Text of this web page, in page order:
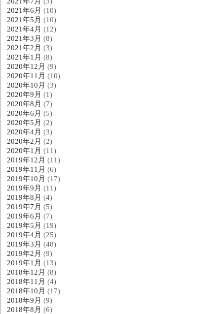
2021年6月 (10)
2021年5月 (10)
2021年4月 (12)
2021年3月 (8)
2021年2月 (3)
2021年1月 (8)
2020年12月 (9)
2020年11月 (10)
2020年10月 (3)
2020年9月 (1)
2020年8月 (7)
2020年6月 (5)
2020年5月 (2)
2020年4月 (3)
2020年2月 (2)
2020年1月 (11)
2019年12月 (11)
2019年11月 (6)
2019年10月 (17)
2019年9月 (11)
2019年8月 (4)
2019年7月 (5)
2019年6月 (7)
2019年5月 (19)
2019年4月 (25)
2019年3月 (48)
2019年2月 (9)
2019年1月 (13)
2018年12月 (8)
2018年11月 (4)
2018年10月 (17)
2018年9月 (9)
2018年8月 (6)